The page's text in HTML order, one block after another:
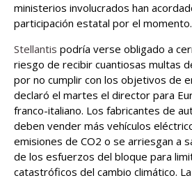
ministerios involucrados han
participación estatal por el momento.
Stellantis podría verse obligado a
riesgo de recibir cuantiosas multas
por no cumplir con los objetivos de
declaró el martes el director para
franco-italiano. Los fabricantes de
deben vender más vehículos
emisiones de CO2 o se arriesgan a
de los esfuerzos del bloque para
catastróficos del cambio climático.